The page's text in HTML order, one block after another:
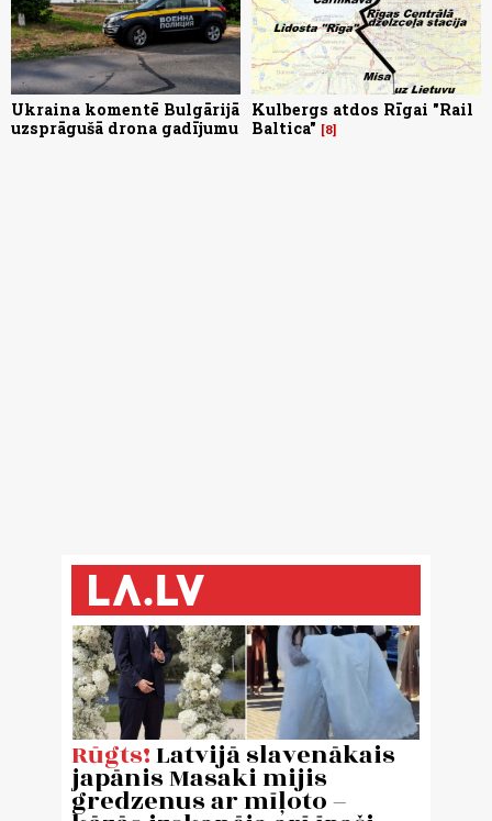
Ukraina komentē Bulgārijā
uzsprāgušā drona gadījumu
Kulbergs atdos Rīgai "Rail
Baltica"
8